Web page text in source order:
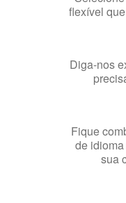
flexível
Diga-nos
Fique
de
sua